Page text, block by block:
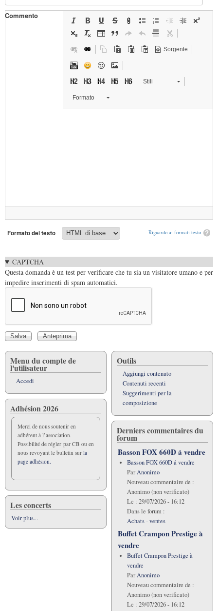
Commento
Sorgente
Stili
Formato
Riguardo ai formati testo
Formato del testo
CAPTCHA
Questa domanda è un test per verificare che tu sia un visitatore umano e per
impedire inserimenti di spam automatici.
Menu du compte de
l'utilisateur
Accedi
Adhésion 2026
Merci de nous soutenir en
adhérent à l’association.
Possibilité de régler par CB ou en
nous revoyant le bulletin sur la
page adhésion.
Les concerts
Voir plus...
Outils
Aggiungi contenuto
Contenuti recenti
Suggerimenti per la
composizione
Derniers commentaires du
forum
Basson FOX 660D á vendre
Basson FOX 660D á vendre
ParAnonimo
Nouveau commentaire de :
Anonimo (non verificato)
Le : 29/07/2026 - 16:12
Dans le forum :
Achats - ventes
Buffet Crampon Prestige à
vendre
Buffet Crampon Prestige à
vendre
ParAnonimo
Nouveau commentaire de :
Anonimo (non verificato)
Le : 29/07/2026 - 16:12